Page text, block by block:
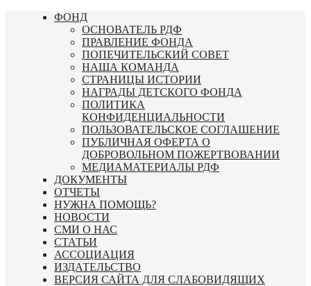
Перейти
ФОНД
ОСНОВАТЕЛЬ РДФ
ПРАВЛЕНИЕ ФОНДА
ПОПЕЧИТЕЛЬСКИЙ СОВЕТ
НАША КОМАНДА
СТРАНИЦЫ ИСТОРИИ
НАГРАДЫ ДЕТСКОГО ФОНДА
ПОЛИТИКА
КОНФИДЕНЦИАЛЬНОСТИ
ПОЛЬЗОВАТЕЛЬСКОЕ СОГЛАШЕНИЕ
ПУБЛИЧНАЯ ОФЕРТА О
ДОБРОВОЛЬНОМ ПОЖЕРТВОВАНИИ
МЕДИАМАТЕРИАЛЫ РДФ
ДОКУМЕНТЫ
ОТЧЕТЫ
НУЖНА ПОМОЩЬ?
НОВОСТИ
СМИ О НАС
СТАТЬИ
АССОЦИАЦИЯ
ИЗДАТЕЛЬСТВО
ВЕРСИЯ САЙТА ДЛЯ СЛАБОВИДЯЩИХ